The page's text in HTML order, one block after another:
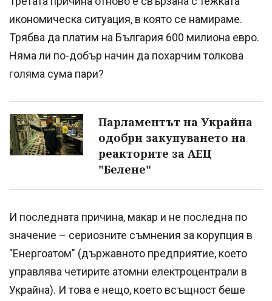
икономическа ситуация, в която се намираме.
Трябва да платим на България 600 милиона евро.
Няма ли по-добър начин да похарчим толкова
голяма сума пари?
Парламентът на Украйна
одобри закупуването на
реакторите за АЕЦ
"Белене"
И последната причина, макар и не последна по
значение – сериозните съмнения за корупция в
"Енергоатом" (държавното предприятие, което
управлява четирите атомни електроцентрали в
Украйна). И това е нещо, което всъщност беше